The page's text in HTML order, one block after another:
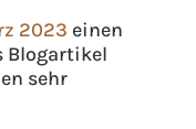
2023 einen
Blogartikel
sehr